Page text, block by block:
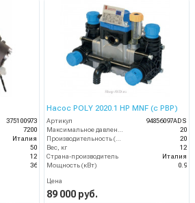
375100973
7200
Италия
50
12
36
Насос POLY 2020.1 HP MNF (с PBP)
Артикул
94856097ADS
20
20
Вес, кг
12
Страна-производитель
Италия
Мощность (кВт)
0.9
Цена
89 000 руб.